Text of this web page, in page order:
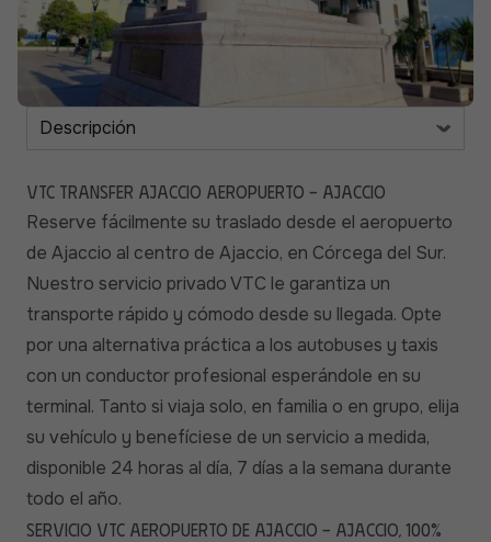
VTC Transfer Ajaccio Aeropuerto - Ajaccio
Reserve fácilmente su traslado desde el aeropuerto
de Ajaccio al centro de Ajaccio, en Córcega del Sur.
Nuestro servicio privado VTC le garantiza un
transporte rápido y cómodo desde su llegada. Opte
por una alternativa práctica a los autobuses y taxis
con un conductor profesional esperándole en su
terminal. Tanto si viaja solo, en familia o en grupo, elija
su vehículo y benefíciese de un servicio a medida,
disponible 24 horas al día, 7 días a la semana durante
todo el año.
Servicio VTC Aeropuerto de Ajaccio - Ajaccio, 100%